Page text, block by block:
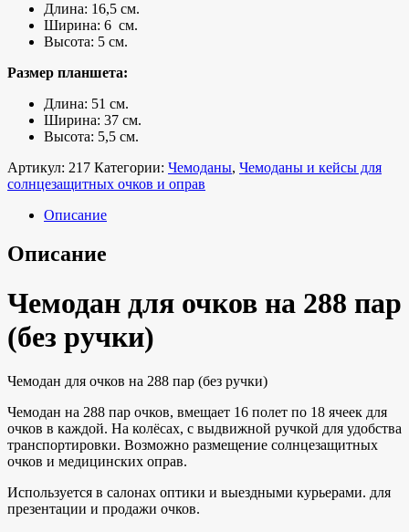
Длина: 16,5 см.
Ширина: 6 см.
Высота: 5 см.
Размер планшета:
Длина: 51 см.
Ширина: 37 см.
Высота: 5,5 см.
Артикул: 217 Категории: Чемоданы, Чемоданы и кейсы для
солнцезащитных очков и оправ
Описание
Описание
Чемодан для очков на 288 пар
(без ручки)
Чемодан для очков на 288 пар (без ручки)
Чемодан на 288 пар очков, вмещает 16 полет по 18 ячеек для
очков в каждой. На колёсах, с выдвижной ручкой для удобства
транспортировки. Возможно размещение солнцезащитных
очков и медицинских оправ.
Используется в салонах оптики и выездными курьерами. для
презентации и продажи очков.